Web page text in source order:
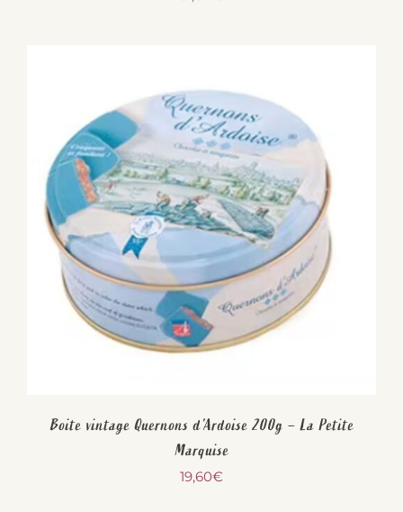
Boite vintage Quernons d’Ardoise 200g – La Petite
Marquise
19,60€